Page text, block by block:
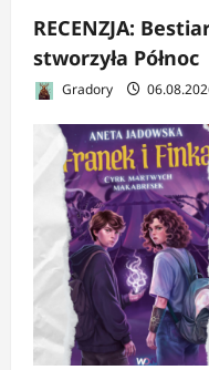
RECENZJA:
stworzyła Północ
Gradory